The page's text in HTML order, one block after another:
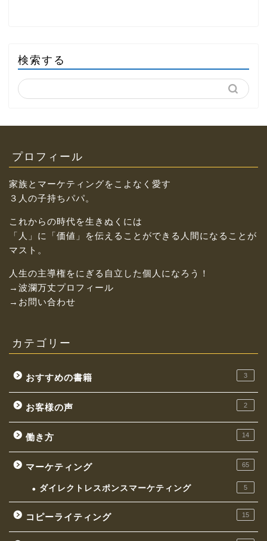
検索する
プロフィール
家族とマーケティングをこよなく愛す
３人の子持ちパパ。
これからの時代を生きぬくには
「人」に「価値」を伝えることができる人間になることが
マスト。
人生の主導権をにぎる自立した個人になろう！
→波瀾万丈プロフィール
→お問い合わせ
カテゴリー
おすすめの書籍 3
お客様の声 2
働き方 14
マーケティング 65
ダイレクトレスポンスマーケティング 5
コピーライティング 15